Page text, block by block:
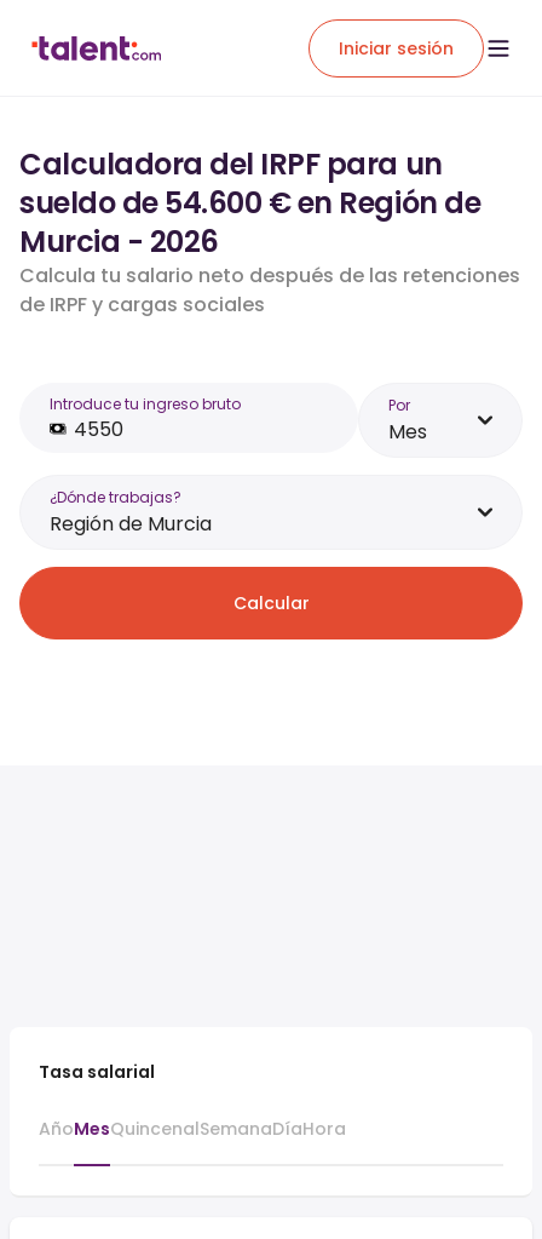
Iniciar sesión
Calculadora del IRPF para un
sueldo de 54.600 € en Región de
Murcia - 2026
Calcula tu salario neto después de las retenciones
de IRPF y cargas sociales
Introduce tu ingreso bruto Por
Mes
¿Dónde trabajas?
Región de Murcia
Calcular
Tasa salarial
AñoMesQuincenalSemanaDíaHora